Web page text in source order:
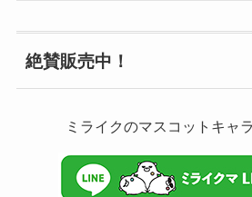
絶賛販売中！
ミライクのマスコットキャ